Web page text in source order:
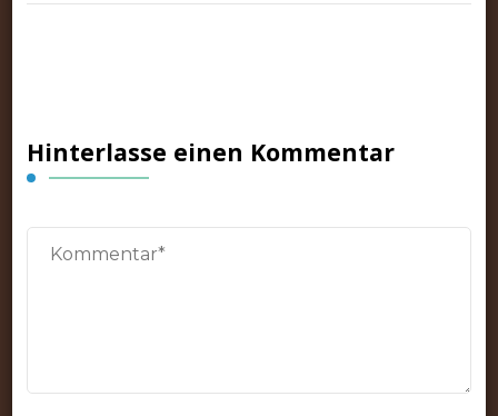
Hinterlasse einen Kommentar